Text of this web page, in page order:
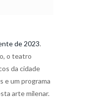
de 2023.
o teatro
da cidade
e um programa
arte milenar.